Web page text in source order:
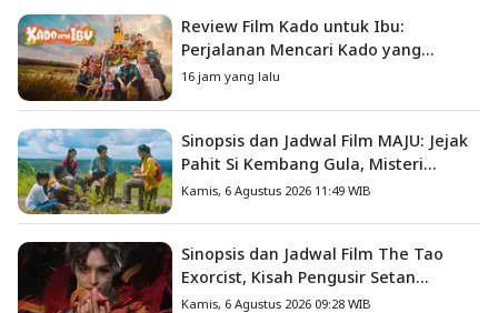
Review Film Kado untuk Ibu:
Perjalanan Mencari Kado yang
Mengajarkan Arti Keluarga
16 jam yang lalu
Sinopsis dan Jadwal Film MAJU: Jejak
Pahit Si Kembang Gula, Misteri
Hilangnya Bagas di Lokasi Jambore
Kamis, 6 Agustus 2026 11:49 WIB
Sinopsis dan Jadwal Film The Tao
Exorcist, Kisah Pengusir Setan
Melawan Kutukan Mematikan
Kamis, 6 Agustus 2026 09:28 WIB